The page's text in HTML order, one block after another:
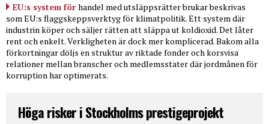
EU:s system för handel med utsläppsrätter brukar beskrivas
som EU:s flaggskeppsverktyg för klimatpolitik. Ett system där
industrin köper och säljer rätten att släppa ut koldioxid. Det låter
rent och enkelt. Verkligheten är dock mer komplicerad. Bakom alla
förkortningar döljs en struktur av riktade fonder och korsvisa
relationer mellan branscher och medlemsstater där jordmånen för
korruption har optimerats.
Höga risker i Stockholms prestigeprojekt